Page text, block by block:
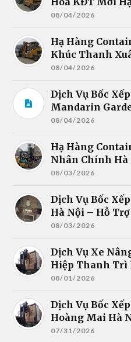
08/04/2026
Hạ Hàng
Khúc Thanh
08/04/2026
Dịch Vụ Bốc
Mandarin
08/04/2026
Hạ Hàng
Nhân Chính
08/03/2026
Dịch Vụ Bốc
Hà Nội – Hỗ
08/03/2026
Dịch Vụ Xe
Hiệp Thanh Trì
08/01/2026
Dịch Vụ Bốc
Hoàng Mai Hà
07/31/2026